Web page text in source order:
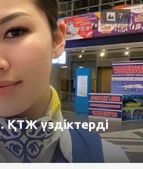
7
ҚТЖ үздіктерді